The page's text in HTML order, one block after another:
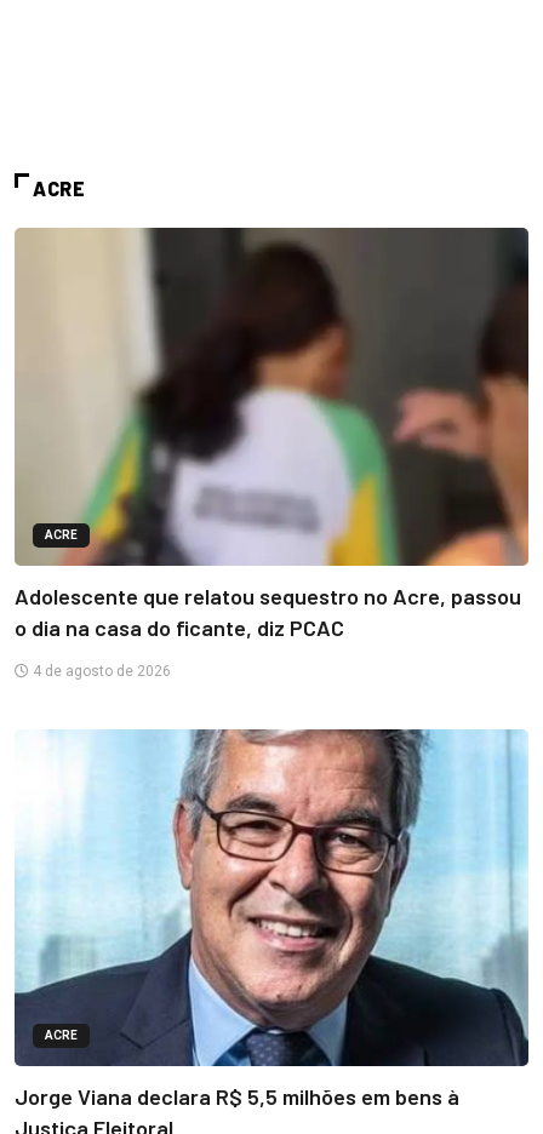
ACRE
ACRE
Adolescente que relatou sequestro no Acre, passou
o dia na casa do ficante, diz PCAC
4 de agosto de 2026
ACRE
Jorge Viana declara R$ 5,5 milhões em bens à
Justiça Eleitoral